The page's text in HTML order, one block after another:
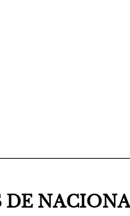
DE